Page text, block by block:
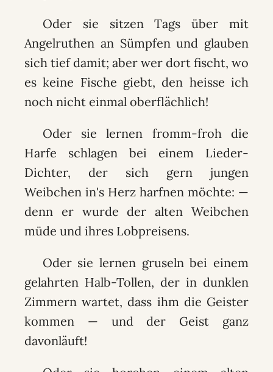
Oder sie sitzen Tags über mit
Angelruthen an Sümpfen und glauben
sich tief damit; aber wer dort fischt, wo
es keine Fische giebt, den heisse ich
noch nicht einmal oberflächlich!
Oder sie lernen fromm-froh die
Harfe schlagen bei einem Lieder-
Dichter, der sich gern jungen
Weibchen in's Herz harfnen möchte: —
denn er wurde der alten Weibchen
müde und ihres Lobpreisens.
Oder sie lernen gruseln bei einem
gelahrten Halb-Tollen, der in dunklen
Zimmern wartet, dass ihm die Geister
kommen — und der Geist ganz
davonläuft!